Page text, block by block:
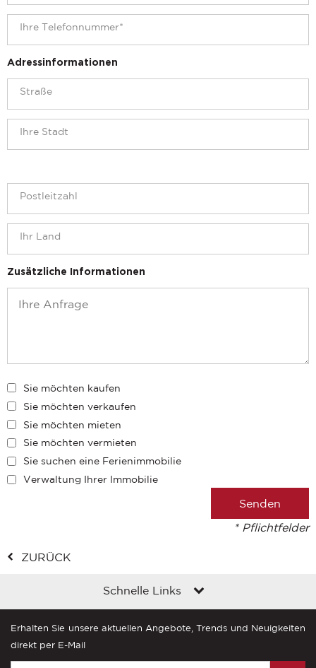
Adressinformationen
Zusätzliche Informationen
Sie möchten kaufen
Sie möchten verkaufen
Sie möchten mieten
Sie möchten vermieten
Sie suchen eine Ferienimmobilie
Verwaltung Ihrer Immobilie
* Pflichtfelder
ZURÜCK
Schnelle Links
Erhalten Sie unsere aktuellen Angebote, Trends und Neuigkeiten
direkt per E-Mail